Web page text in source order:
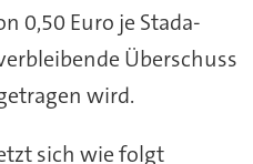
0,50 Euro je Stada-
Überschuss
wird.
sich wie folgt